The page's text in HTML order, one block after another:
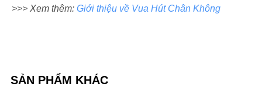
>>> Xem thêm: Giới thiệu về Vua Hút Chân Không
SẢN PHẨM KHÁC